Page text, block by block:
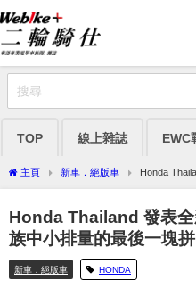
TOP 線上雜誌 EWC
主頁 新車．絕版車
Honda
量的最後一塊拼圖！
Honda Thailand 發表
族中小排量的最後一塊拼
新車．絕版車 HONDA